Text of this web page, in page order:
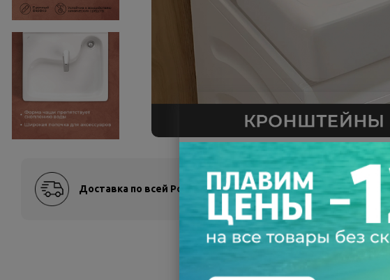
Доставка по всей России Оплата после осмотра